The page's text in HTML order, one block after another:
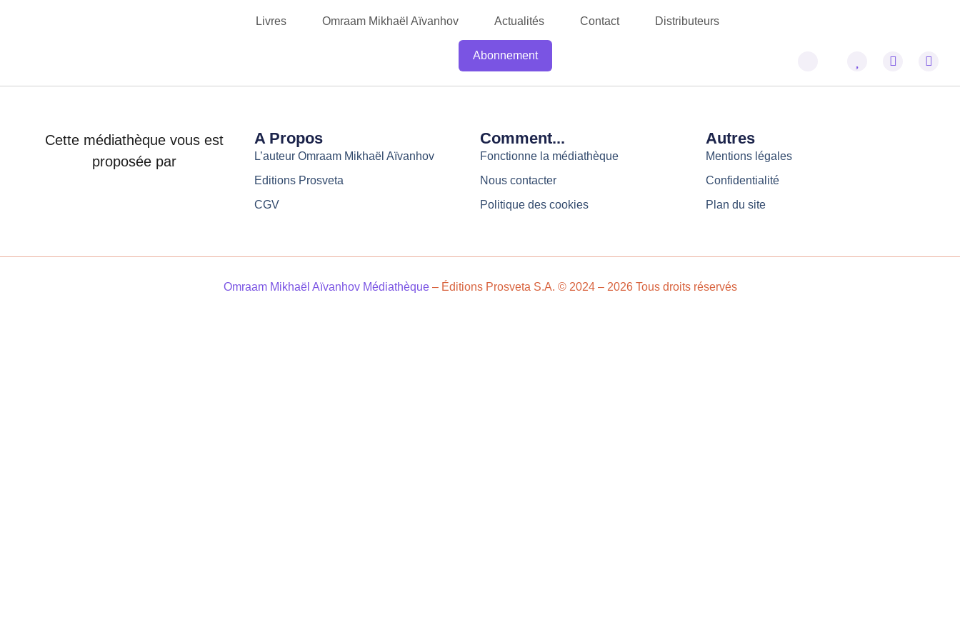
Livres Omraam Mikhaël Aïvanhov Actualités Contact Distributeurs
Abonnement
Cette médiathèque vous est
proposée par
A Propos
L’auteur Omraam Mikhaël Aïvanhov
Editions Prosveta
CGV
Comment...
Fonctionne la médiathèque
Nous contacter
Politique des cookies
Autres
Mentions légales
Confidentialité
Plan du site
Omraam Mikhaël Aïvanhov Médiathèque– Éditions Prosveta S.A. © 2024 – 2026 Tous droits réservés